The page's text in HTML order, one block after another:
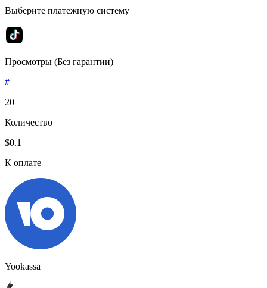
Выберите платежную систему
Просмотры (Без гарантии)
#
20
Количество
$0.1
К оплате
Yookassa